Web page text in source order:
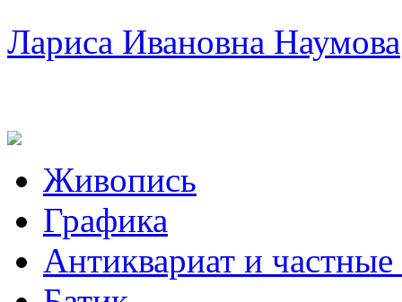
Лариса Ивановна Наумова
Живопись
Графика
Антиквариат и